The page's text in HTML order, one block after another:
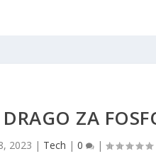
ZA
2023 | Tech | 0 |